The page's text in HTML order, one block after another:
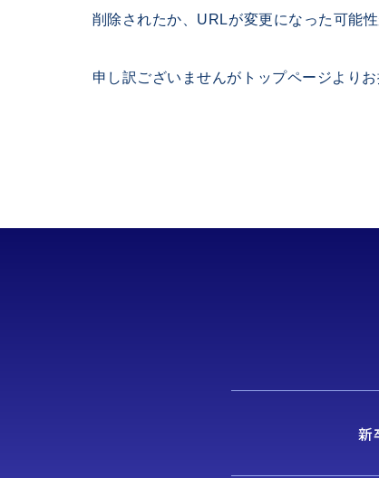
削除されたか、URLが変更になった可能性
申し訳ございませんがトップページよりお
新